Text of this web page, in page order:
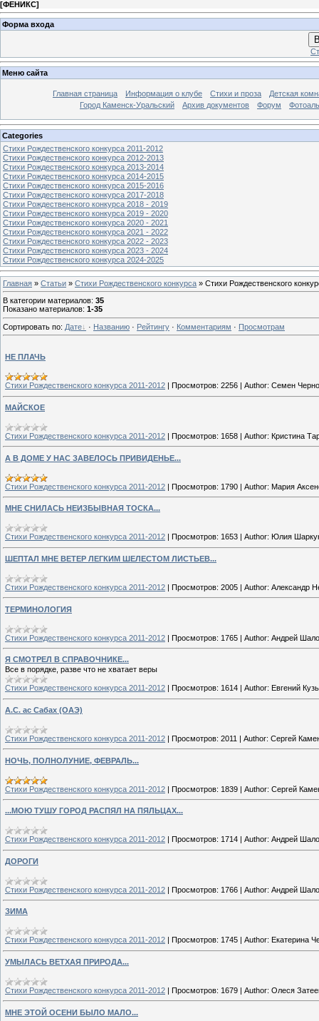
[ФЕНИКС]
Форма входа
Меню сайта
Главная страница Информация о клубе Стихи и проза
Детская
Город Каменск-Уральский
Архив документов Форум
Categories
Стихи Рождественского конкурса 2011-2012
Стихи Рождественского конкурса 2012-2013
Стихи Рождественского конкурса 2013-2014
Стихи Рождественского конкурса 2014-2015
Стихи Рождественского конкурса 2015-2016
Стихи Рождественского конкурса 2017-2018
Стихи Рождественского конкурса 2018 - 2019
Стихи Рождественского конкурса 2019 - 2020
Стихи Рождественского конкурса 2020 - 2021
Стихи Рождественского конкурса 2021 - 2022
Стихи Рождественского конкурса 2022 - 2023
Стихи Рождественского конкурса 2023 - 2024
Стихи Рождественского конкурса 2024-2025
Главная » Статьи » Стихи Рождественского конкурса » Стихи Рождественского
В категории материалов: 35
Показано материалов: 1-35
Сортировать по: Дате · Названию · Рейтингу · Комментариям · Просмотрам
НЕ ПЛАЧЬ
Стихи Рождественского конкурса 2011-2012 Просмотров: 2256 Author: Семен
МАЙСКОЕ
Стихи Рождественского конкурса 2011-2012 | Просмотров: 1658 | Author: Кристина
А В ДОМЕ У НАС ЗАВЕЛОСЬ ПРИВИДЕНЬЕ...
Стихи Рождественского конкурса 2011-2012 | Просмотров: 1790 | Author: Мария
МНЕ СНИЛАСЬ НЕИЗБЫВНАЯ ТОСКА...
Стихи Рождественского конкурса 2011-2012 Просмотров: 1653 Author: Юлия
ШЕПТАЛ МНЕ ВЕТЕР ЛЕГКИМ ШЕЛЕСТОМ ЛИСТЬЕВ...
Стихи Рождественского конкурса 2011-2012 | Просмотров: 2005 | Author: Александр
ТЕРМИНОЛОГИЯ
Стихи Рождественского конкурса 2011-2012 | Просмотров: 1765 | Author: Андрей
Я СМОТРЕЛ В СПРАВОЧНИКЕ...
Все в порядке, разве что не хватает веры
Стихи Рождественского конкурса 2011-2012 Просмотров: 1614 Author: Евгений
А.С. ас Сабах (ОАЭ)
Стихи Рождественского конкурса 2011-2012 | Просмотров: 2011 | Author: Сергей
НОЧЬ, ПОЛНОЛУНИЕ, ФЕВРАЛЬ...
Стихи Рождественского конкурса 2011-2012 | Просмотров: 1839 | Author: Сергей
...МОЮ ТУШУ ГОРОД РАСПЯЛ НА ПЯЛЬЦАХ...
Стихи Рождественского конкурса 2011-2012 | Просмотров: 1714 | Author: Андрей
ДОРОГИ
Стихи Рождественского конкурса 2011-2012 | Просмотров: 1766 | Author: Андрей
ЗИМА
Стихи Рождественского конкурса 2011-2012 Просмотров: 1745 Author: Екатерина
УМЫЛАСЬ ВЕТХАЯ ПРИРОДА...
Стихи Рождественского конкурса 2011-2012 | Просмотров: 1679 | Author: Олеся
МНЕ ЭТОЙ ОСЕНИ БЫЛО МАЛО...